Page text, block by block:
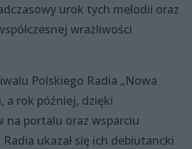
urok tych melodii oraz
wrażliwości
Polskiego Radia „Nowa
a rok później, dzięki
na portalu oraz wsparciu
ukazał się ich debiutancki